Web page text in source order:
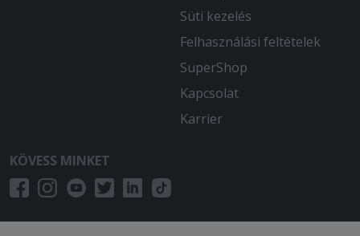
Süti kezelés
Felhasználási feltételek
SuperShop
Kapcsolat
Karrier
KÖVESS MINKET